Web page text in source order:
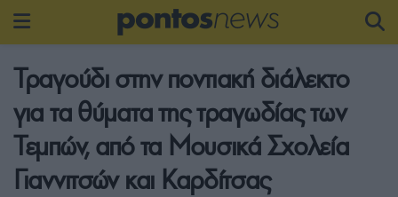
Τραγούδι στην ποντιακή διάλεκτο
για τα θύματα της τραγωδίας των
Τεμπών, από τα Μουσικά Σχολεία
Γιαννιτσών και Καρδίτσας